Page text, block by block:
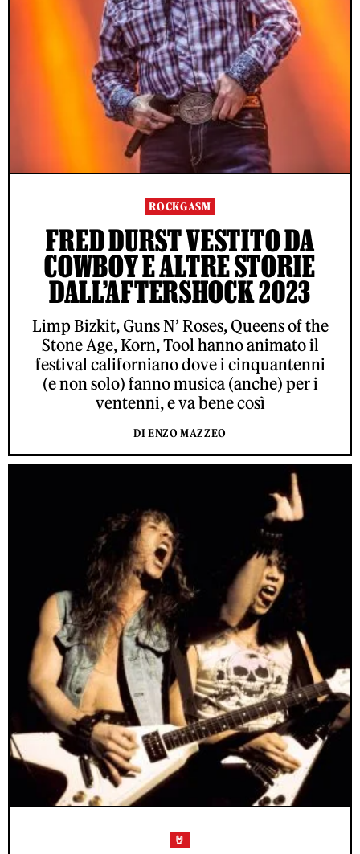
ROCKGASM
FRED DURST VESTITO DA
COWBOY E ALTRE STORIE
DALL’AFTERSHOCK 2023
Limp Bizkit, Guns N’ Roses, Queens of the
Stone Age, Korn, Tool hanno animato il
festival californiano dove i cinquantenni
(e non solo) fanno musica (anche) per i
ventenni, e va bene così
DI ENZO MAZZEO
🤘